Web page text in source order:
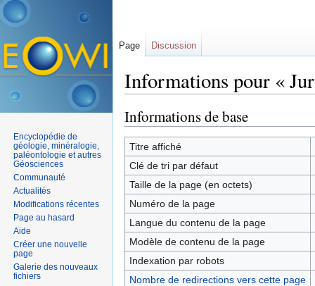
Informations pour «
Informations de base
Titre affiché
Clé de tri par défaut
Taille de la page (en octets)
Numéro de la page
Langue du contenu de la page
Modèle de contenu de la page
Indexation par robots
Nombre de redirections vers cette page
Page Discussion
Encyclopédie de
géologie, minéralogie,
paléontologie et autres
Géosciences
Communauté
Actualités
Modifications récentes
Page au hasard
Aide
Créer une nouvelle
page
Galerie des nouveaux
fichiers